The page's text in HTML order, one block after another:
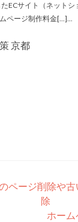
ECサイト（ネット
ページ制作料金[...]...
京都
ページ削除や
除
ホー